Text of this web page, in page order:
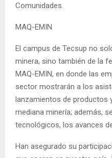
Comunidades.
MAQ-EMIN
El campus de Tecsup no
minera, sino también de la
MAQ-EMIN, en donde las
sector mostrarán a los
lanzamientos de productos
mediana minería; además,
tecnológicos, los avances
Han asegurado su